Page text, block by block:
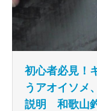
初心者必見！
うアオイソメ
説明 和歌山